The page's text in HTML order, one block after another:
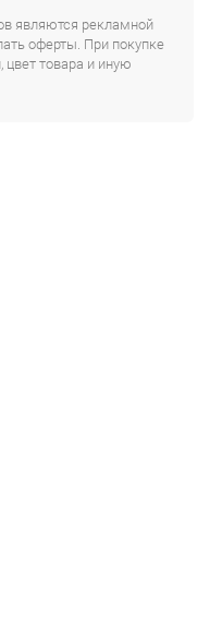
являются рекламной
оферты. При покупке
цвет товара и иную